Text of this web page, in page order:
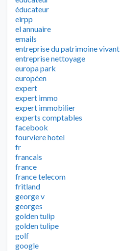
éducateur
eirpp
el annuaire
emails
entreprise du patrimoine vivant
entreprise nettoyage
europa park
européen
expert
expert immo
expert immobilier
experts comptables
facebook
fourviere hotel
fr
francais
france
france telecom
fritland
george v
georges
golden tulip
golden tulipe
golf
google